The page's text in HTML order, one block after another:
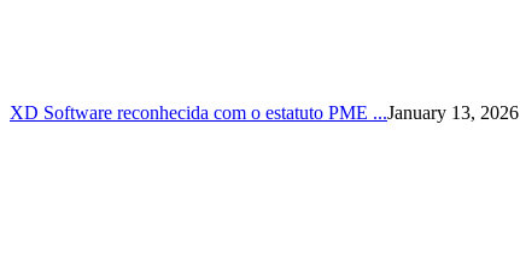
XD Software reconhecida com o estatuto PME ...January 13, 2026